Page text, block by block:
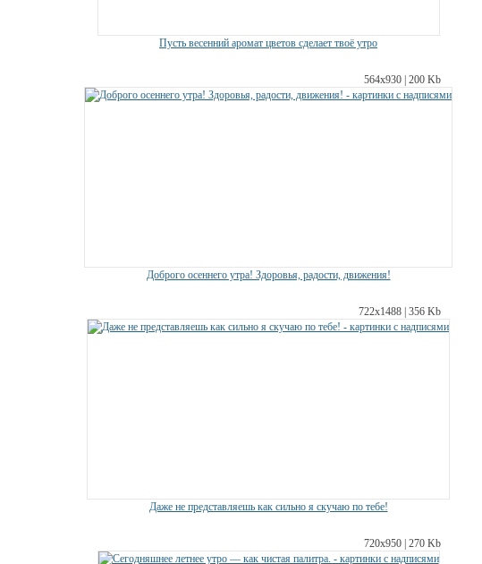
Пусть весенний аромат цветов сделает твоё утро
564х930 | 200 Kb
Доброго осеннего утра! Здоровья, радости, движения!
722х1488 | 356 Kb
Даже не представляешь как сильно я скучаю по тебе!
720х950 | 270 Kb